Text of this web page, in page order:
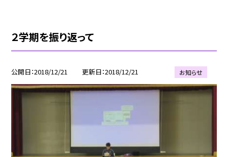
２学期を振り返って
公開日 2018/12/21 更新日 2018/12/21 お知らせ